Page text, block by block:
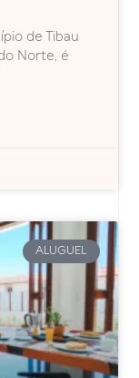
de Tibau
Norte, é
ALUGUEL